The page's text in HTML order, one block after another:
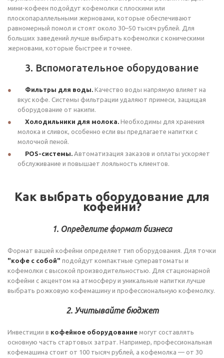
мини-кофеен подойдут кофемолки с плоскими или
плоскопараллельными жерновами, которые обеспечивают
равномерный помол и стоят около 30–50 тысяч рублей. Для
больших заведений лучше выбирать кофемолки с коническими
жерновами, которые быстрее и точнее.
3. Вспомогательное оборудование
Фильтры для воды. Качество воды напрямую влияет на
вкус кофе. Системы фильтрации удаляют примеси, защищая
оборудование от накипи.
Холодильники для молока. Необходимы для хранения
молока и сливок, особенно если вы предлагаете напитки с
молочной пеной.
POS-системы. Автоматизация заказов и оплаты ускоряет
обслуживание и повышает лояльность клиентов.
Как выбрать оборудование для
кофейни?
1. Определите формат бизнеса
Формат вашей кофейни определяет тип оборудования. Для точки
"кофе с собой" подойдут компактные суперавтоматы и
кофемолки с высокой производительностью. Для стационарной
кофейни с акцентом на атмосферу и уникальные напитки лучше
выбрать рожковую кофемашину и профессиональную кофемолку.
2. Учитывайте бюджет
Инвестиции в кофейное оборудование могут составлять
основную часть стартовых затрат. Например, профессиональная
кофемашина стоит от 100 тысяч рублей, а кофемолка — от 30